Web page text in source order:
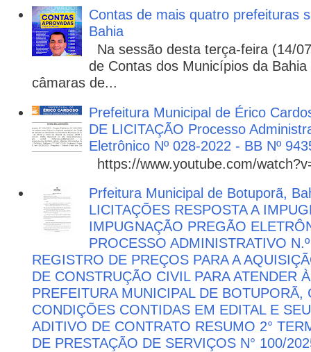
Contas de mais quatro prefeituras
Bahia
Na sessão desta terça-feira (14/
de Contas dos Municípios da
câmaras de...
Prefeitura Municipal de Érico
DE LICITAÇÃO Processo
Eletrônico Nº 028-2022 - BB Nº
https://www.youtube.com/
Prfeitura Municipal de Botuporã,
LICITAÇÕES RESPOSTA A
IMPUGNAÇÃO PREGÃO
PROCESSO ADMINISTRATIVO
REGISTRO DE PREÇOS PARA A
DE CONSTRUÇÃO CIVIL PARA ATENDER
PREFEITURA MUNICIPAL DE
CONDIÇÕES CONTIDAS EM EDITAL E
ADITIVO DE CONTRATO RESUMO 2°
DE PRESTAÇÃO DE SERVIÇOS N° 100/